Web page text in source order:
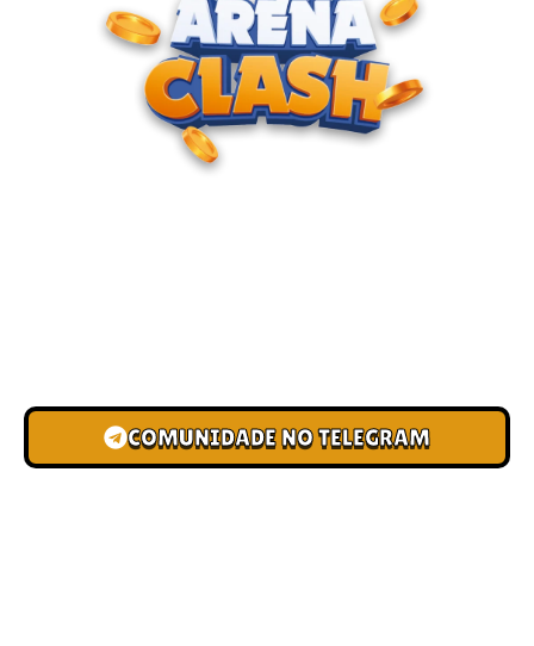
COMUNIDADE NO TELEGRAM